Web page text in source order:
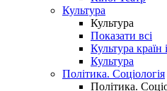
Культура
Культура
Показати всі
Культура країн
Культура
Політика. Соціологія
Політика.